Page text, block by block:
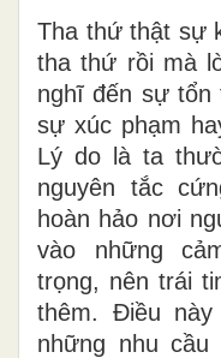
Tha thứ thật sự
tha thứ rồi mà
nghĩ đến sự tổn
sự xúc phạm
Lý do là ta
nguyên tắc
hoàn hảo nơi
vào những
trọng, nên trái
thêm. Điều
những nhu